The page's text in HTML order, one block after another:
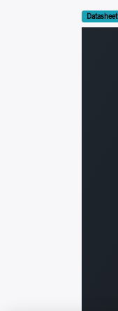
Datasheet